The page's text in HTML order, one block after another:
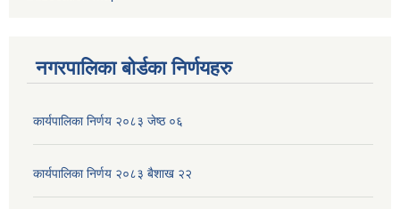
नगरपालिका बोर्डका निर्णयहरु
कार्यपालिका निर्णय २०८३ जेष्ठ ०६
कार्यपालिका निर्णय २०८३ बैशाख २२